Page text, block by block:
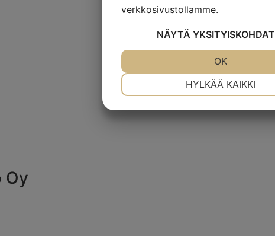
Oy
verkkosivustollamme.
NÄYTÄ YKSITYISKOHDAT
HYLKÄÄ KAIKKI
OK